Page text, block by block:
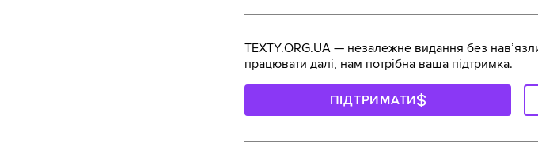
TEXTY.ORG.UA — незалежне видання без
працювати далі, нам потрібна ваша підтримка.
ПІДТРИМАТИ